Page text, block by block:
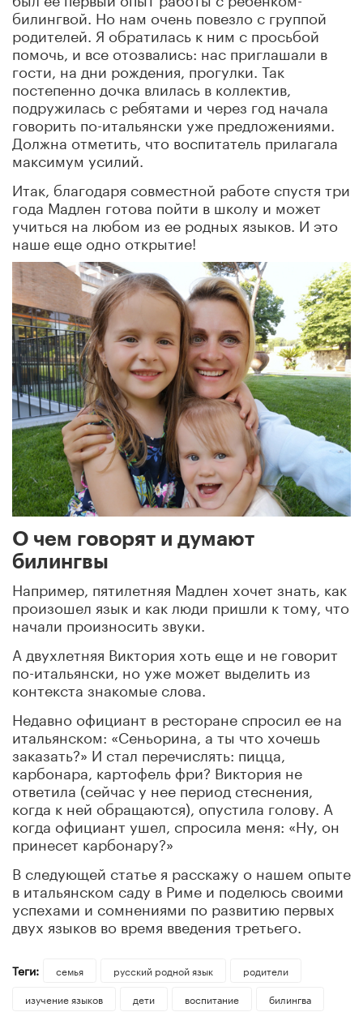
билингвой. Но нам очень повезло с группой
родителей. Я обратилась к ним с просьбой
помочь, и все отозвались: нас приглашали в
гости, на дни рождения, прогулки. Так
постепенно дочка влилась в коллектив,
подружилась с ребятами и через год начала
говорить по-итальянски уже предложениями.
Должна отметить, что воспитатель прилагала
максимум усилий.
Итак, благодаря совместной работе спустя три
года Мадлен готова пойти в школу и может
учиться на любом из ее родных языков. И это
наше еще одно открытие!
О чем говорят и думают
билингвы
Например, пятилетняя Мадлен хочет знать, как
произошел язык и как люди пришли к тому, что
начали произносить звуки.
А двухлетняя Виктория хоть еще и не говорит
по-итальянски, но уже может выделить из
контекста знакомые слова.
Недавно официант в ресторане спросил ее на
итальянском: «Сеньорина, а ты что хочешь
заказать?» И стал перечислять: пицца,
карбонара, картофель фри? Виктория не
ответила (сейчас у нее период стеснения,
когда к ней обращаются), опустила голову. А
когда официант ушел, спросила меня: «Ну, он
принесет карбонару?»
В следующей статье я расскажу о нашем опыте
в итальянском саду в Риме и поделюсь своими
успехами и сомнениями по развитию первых
двух языков во время введения третьего.
Теги: семья русский родной язык
родители
изучение языков
дети воспитание билингва